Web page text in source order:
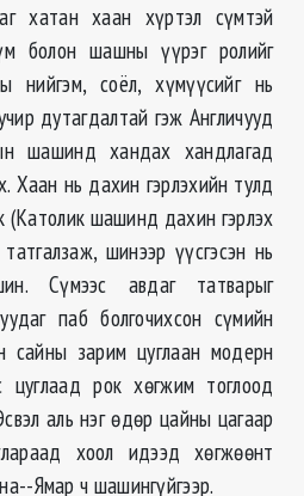
хатан хаан хүртэл сүмтэй
болон шашны үүрэг ролийг
нийгэм, соёл, хүмүүсийг нь
дутагдалтай гэж Англичууд
шашинд хандах хандлагад
Хаан нь дахин гэрлэхийн тулд
(Католик шашинд дахин гэрлэх
шинээр үүсгэсэн нь
Сүмээс авдаг татварыг
паб болгочихсон сүмийн
сайны зарим цуглаан модерн
цуглаад рок хөгжим тоглоод
аль нэг өдөр цайны цагаар
хоол идээд хѳгжѳѳнт
Ямар ч шашингүйгээр.